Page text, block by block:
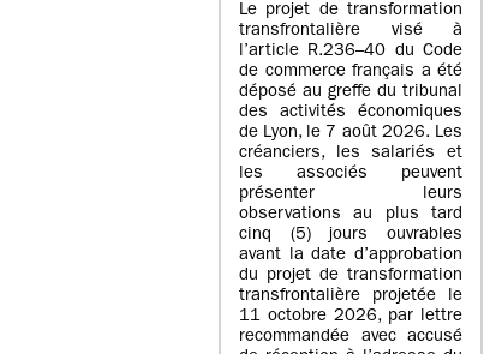
Le projet de transformation
transfrontalière visé à
l’article R.236–40 du Code
de commerce français a été
déposé au greffe du tribunal
des activités économiques
de Lyon, le 7 août 2026. Les
créanciers, les salariés et
les associés peuvent
présenter leurs
observations au plus tard
cinq (5) jours ouvrables
avant la date d’approbation
du projet de transformation
transfrontalière projetée le
11 octobre 2026, par lettre
recommandée avec accusé